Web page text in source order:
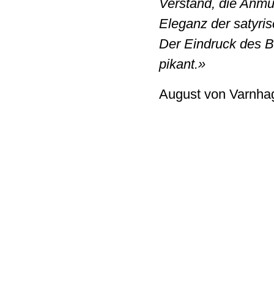
Verstand, die
Eleganz der
Der Eindruck des
pikant.»
August von